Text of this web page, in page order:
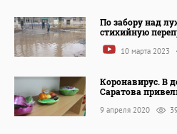
По забору над
стихийную
10 марта 2023
Коронавирус. В
Саратова
9 апреля 2020